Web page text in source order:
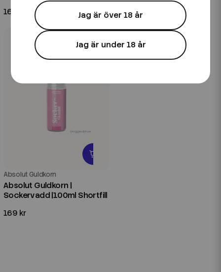
169 kr
99 kr
Absolut Guldkorn
Absolut Guldkorn |
Sockervadd |100ml Shortfill
169 kr
Jag är över 18 år
Jag är under 18 år